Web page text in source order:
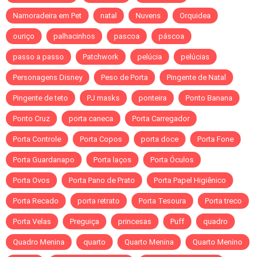
Namoradeira em Pet natal Nuvens Orquidea
ouriço palhacinhos pascoa páscoa
passo a passo Patchwork pelúcia pelúcias
Personagens Disney Peso de Porta Pingente de Natal
Pingente de teto PJ masks ponteira Ponto Banana
Ponto Cruz porta caneca Porta Carregador
Porta Controle Porta Copos porta doce Porta Fone
Porta Guardanapo Porta laços Porta Óculos
Porta Ovos Porta Pano de Prato Porta Papel Higiênico
Porta Recado porta retrato Porta Tesoura Porta treco
Porta Velas Preguiça princesas Puff quadro
Quadro Menina quarto Quarto Menina Quarto Menino